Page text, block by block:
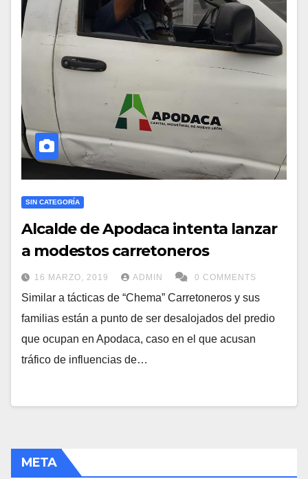
SIN CATEGORÍA
Alcalde de Apodaca intenta lanzar
a modestos carretoneros
16 MARZO, 2019 ADMIN 0 COMMENTS
Similar a tácticas de “Chema” Carretoneros y sus
familias están a punto de ser desalojados del predio
que ocupan en Apodaca, caso en el que acusan
tráfico de influencias de…
META